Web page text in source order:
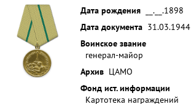
Дата рождения
__.__.1898
Дата документа 31.03.1944
Воинское звание
генерал-майор
Архив ЦАМО
Фонд ист. информации
Картотека награждений